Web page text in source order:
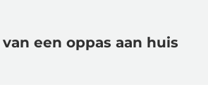
een oppas aan huis